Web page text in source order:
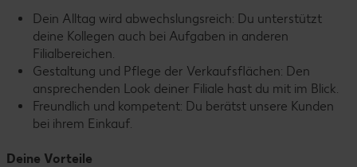
Dein Alltag wird abwechslungsreich: Du unterstützt
deine Kollegen auch bei Aufgaben in anderen
Filialbereichen.
Gestaltung und Pflege der Verkaufsflächen: Den
ansprechenden Look deiner Filiale hast du mit im Blick.
Freundlich und kompetent: Du berätst unsere Kunden
bei ihrem Einkauf.
Deine Vorteile